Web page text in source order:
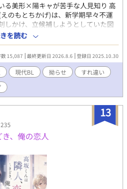
る美形×陽キャが苦手な人見知り 高
のもとちかげ)は、新学期早々不運
しかけ、立候補しようとしていた図
原因は他クラスのイケメン――五十
書委員になる」と明言したことで
友人の瀬戸から教えられ、千景は五
た。 ある日の放課後、千景が漫画を
ターには優雅に読書をする五十嵐
真っ当に仕事をしている姿を意外そ
年は図書委員じゃないんだね」と
事をきっかけに、二人の関係性は
いつもお気に入りや♡など反応あり
だけるととっても嬉しいです！ も
ォローもお願いします。→＠
を読む
15,087 最終更新日 2026.8.6 登録日 2025.10.30
現代BL 拗らせ
すれ違い
13
、俺の恋人